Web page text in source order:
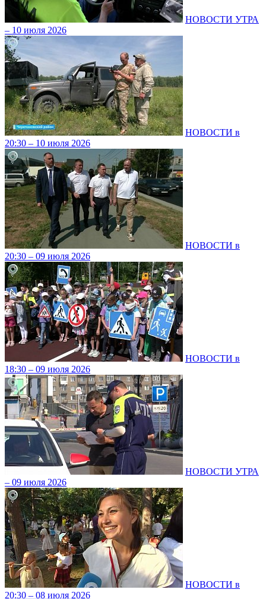
НОВОСТИ УТРА
– 10 июля 2026
НОВОСТИ в
20:30 – 10 июля 2026
НОВОСТИ в
20:30 – 09 июля 2026
НОВОСТИ в
18:30 – 09 июля 2026
НОВОСТИ УТРА
– 09 июля 2026
НОВОСТИ в
20:30 – 08 июля 2026